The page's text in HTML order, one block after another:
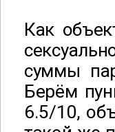
Как
суммы
Берём
6.5/10,